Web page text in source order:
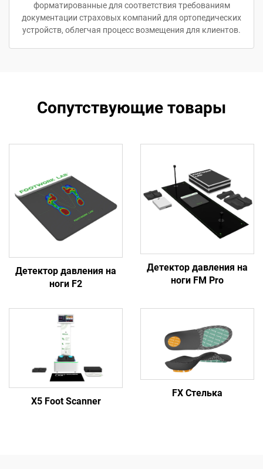
форматированные для соответствия требованиям
документации страховых компаний для ортопедических
устройств, облегчая процесс возмещения для клиентов.
Сопутствующие товары
Детектор давления на
ноги F2
Детектор давления на
ноги FM Pro
X5 Foot Scanner
FX Стелька